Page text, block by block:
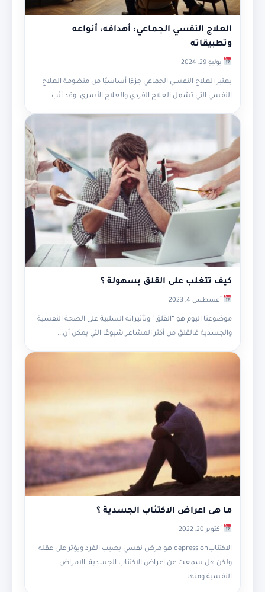
العلاج النفسي الجماعي: أهدافه، أنواعه
وتطبيقاته
يوليو 29, 2024
يعتبر العلاج النفسي الجماعي جزءًا أساسيًا من منظومة العلاج
النفسي التي تشمل العلاج الفردي والعلاج الأسري. وقد أثب...
كيف تتغلب على القلق بسهولة ؟
أغسطس 4, 2023
موضوعنا اليوم هو “القلق” وتأثيراته السلبية على الصحة النفسية
والجسدية فالقلق من أكثر المشاعر شيوعًا التي يمكن أن...
ما هى اعراض الاكتئاب الجسدية ؟
أكتوبر 20, 2022
الاكتئابdepression هو مرض نفسي يصيب الفرد ويؤثر على عقله
ولكن هل سمعت عن اعراض الاكتئاب الجسدية, الامراض
النفسية ومنها...